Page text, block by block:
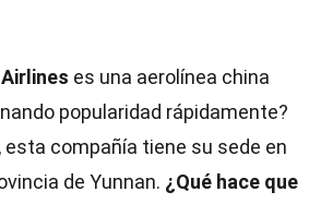
es una aerolínea china
popularidad rápidamente?
esta compañía tiene su sede en
de Yunnan. ¿Qué hace que